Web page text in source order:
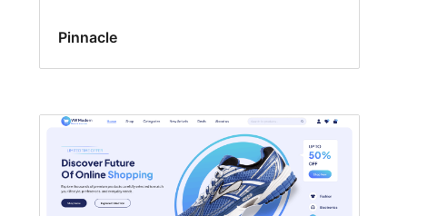
Pinnacle